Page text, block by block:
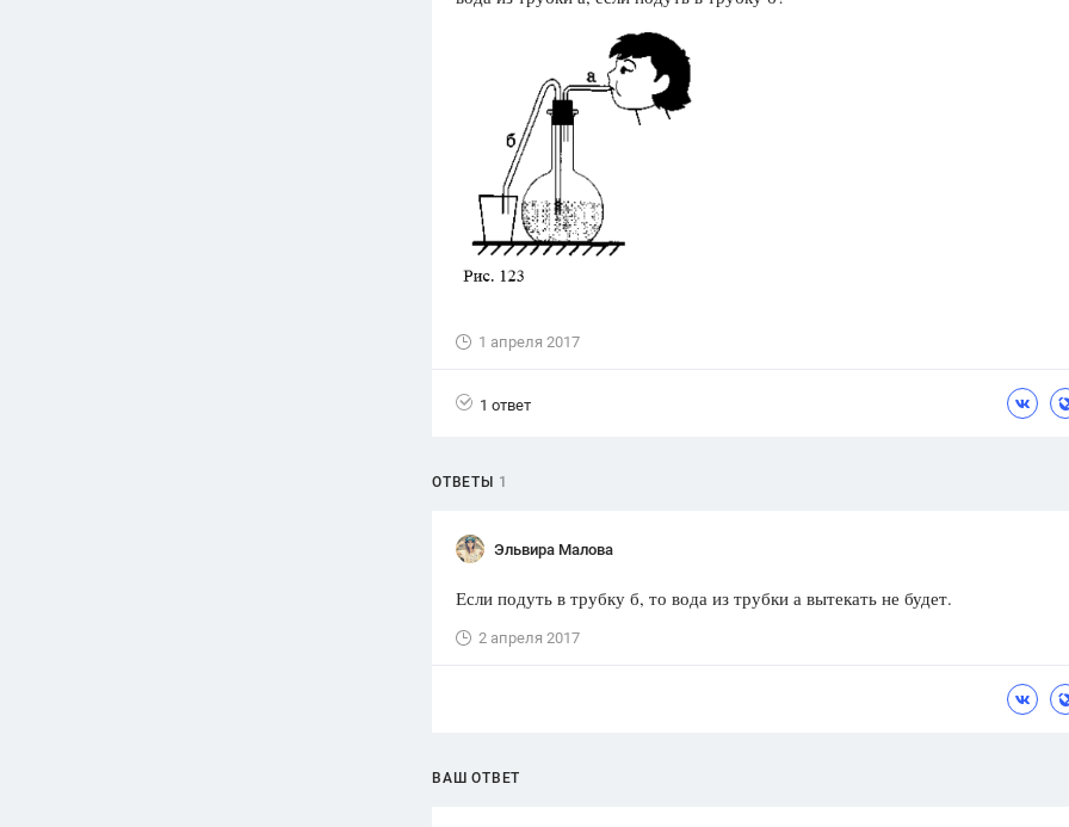
ответ
1 апреля 2017
1 ответ
ОТВЕТЫ 1
Эльвира Малова
Если подуть в трубку б, то вода из трубки а вытекать не будет.
2 апреля 2017
ВАШ ОТВЕТ